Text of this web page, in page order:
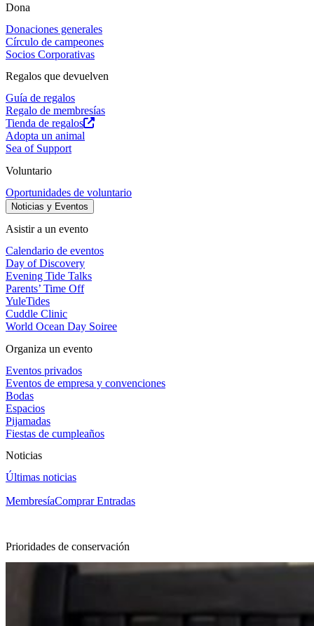
Dona
Donaciones generales
Círculo de campeones
Socios Corporativas
Regalos que devuelven
Guía de regalos
Regalo de membresías
Tienda de regalos
Adopta un animal
Sea of Support
Voluntario
Oportunidades de voluntario
Noticias y Eventos
Asistir a un evento
Calendario de eventos
Day of Discovery
Evening Tide Talks
Parents’ Time Off
YuleTides
Cuddle Clinic
World Ocean Day Soiree
Organiza un evento
Eventos privados
Eventos de empresa y convenciones
Bodas
Espacios
Pijamadas
Fiestas de cumpleaños
Noticias
Últimas noticias
MembresíaComprar Entradas
Prioridades de conservación